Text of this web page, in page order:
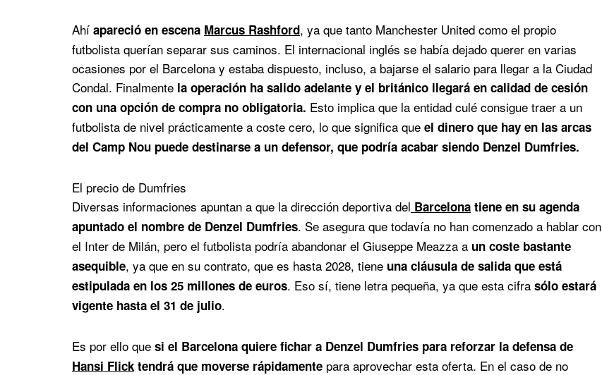
Ahí apareció en escena Marcus Rashford, ya que tanto Manchester United como el propio
futbolista querían separar sus caminos. El internacional inglés se había dejado querer en varias
ocasiones por el Barcelona y estaba dispuesto, incluso, a bajarse el salario para llegar a la Ciudad
Condal. Finalmente la operación ha salido adelante y el británico llegará en calidad de cesión
con una opción de compra no obligatoria. Esto implica que la entidad culé consigue traer a un
futbolista de nivel prácticamente a coste cero, lo que significa que el dinero que hay en las arcas
del Camp Nou puede destinarse a un defensor, que podría acabar siendo Denzel Dumfries.
El precio de Dumfries
Diversas informaciones apuntan a que la dirección deportiva del Barcelona tiene en su agenda
apuntado el nombre de Denzel Dumfries. Se asegura que todavía no han comenzado a hablar con
el Inter de Milán, pero el futbolista podría abandonar el Giuseppe Meazza a un coste bastante
asequible, ya que en su contrato, que es hasta 2028, tiene una cláusula de salida que está
estipulada en los 25 millones de euros. Eso sí, tiene letra pequeña, ya que esta cifra sólo estará
vigente hasta el 31 de julio.
Es por ello que si el Barcelona quiere fichar a Denzel Dumfries para reforzar la defensa de
Hansi Flick tendrá que moverse rápidamente para aprovechar esta oferta. En el caso de no